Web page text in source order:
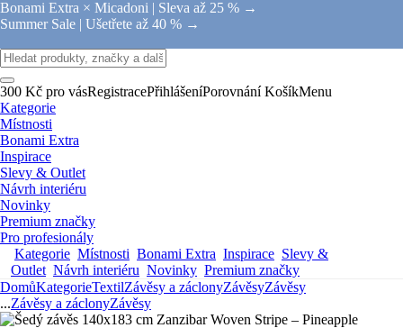
Bonami Extra × Micadoni | Sleva až 25 % →
Summer Sale | Ušetřete až 40 % →
300 Kč pro vásRegistracePřihlášeníPorovnání KošíkMenu
Kategorie
Místnosti
Bonami Extra
Inspirace
Slevy & Outlet
Návrh interiéru
Novinky
Premium značky
Pro profesionály
Kategorie Místnosti Bonami Extra Inspirace Slevy &
Outlet Návrh interiéru Novinky Premium značky
DomůKategorieTextilZávěsy a záclonyZávěsyZávěsy
...Závěsy a záclonyZávěsy